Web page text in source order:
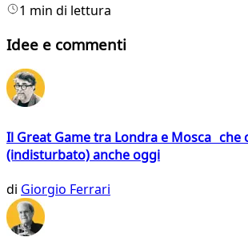
1 min di lettura
Idee e commenti
Il Great Game tra Londra e Mosca che
(indisturbato) anche oggi
di Giorgio Ferrari